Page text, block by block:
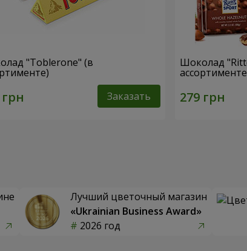
"Toblerone" (в
Заказать
Шоколад
Лучший цветочный магазин
«Ukrainian Business Award»
2026 год